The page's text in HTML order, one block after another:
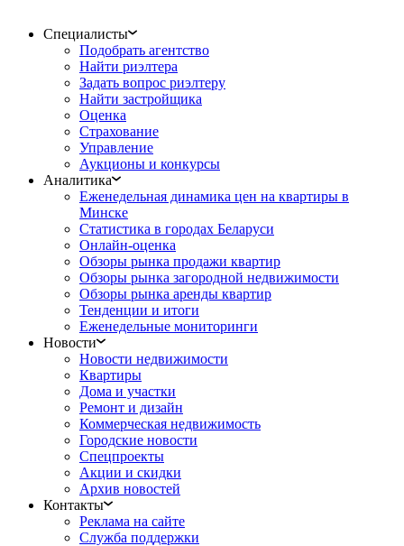
Специалисты
Подобрать агентство
Найти риэлтера
Задать вопрос риэлтеру
Найти застройщика
Оценка
Страхование
Управление
Аукционы и конкурсы
Аналитика
Еженедельная динамика цен на квартиры в
Минске
Статистика в городах Беларуси
Онлайн-оценка
Обзоры рынка продажи квартир
Обзоры рынка загородной недвижимости
Обзоры рынка аренды квартир
Тенденции и итоги
Еженедельные мониторинги
Новости
Новости недвижимости
Квартиры
Дома и участки
Ремонт и дизайн
Коммерческая недвижимость
Городские новости
Спецпроекты
Акции и скидки
Архив новостей
Контакты
Реклама на сайте
Служба поддержки